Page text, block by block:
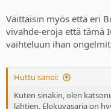
Väittäisin myös että eri
vivahde-eroja että tämä
vaihteluun ihan
Huttu sanoi:
Kuten sinäkin, olen
lähtien. Elokuvasarja on